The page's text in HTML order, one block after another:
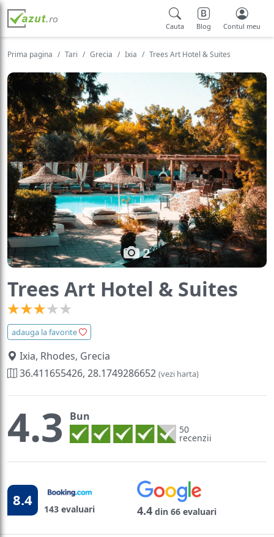
Cauta Blog Contul meu
Prima pagina Tari Grecia Ixia Trees Art Hotel & Suites
2
Trees Art Hotel & Suites
adauga la favorite
Ixia, Rhodes, Grecia
36.411655426, 28.1749286652 (vezi harta)
4.3 Bun
50
recenzii
8.4 143 evaluari 4.4 din 66 evaluari